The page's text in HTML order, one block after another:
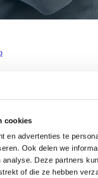
cookies
en advertenties te
Ook delen we
Deze partners
of die ze hebben